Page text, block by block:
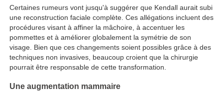
Certaines rumeurs vont jusqu'à suggérer que Kendall aurait subi
une reconstruction faciale complète. Ces allégations incluent des
procédures visant à affiner la mâchoire, à accentuer les
pommettes et à améliorer globalement la symétrie de son
visage. Bien que ces changements soient possibles grâce à des
techniques non invasives, beaucoup croient que la chirurgie
pourrait être responsable de cette transformation.
Une augmentation mammaire